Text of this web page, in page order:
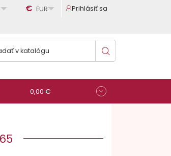
€ EUR Prihlásiť sa
0,00 €